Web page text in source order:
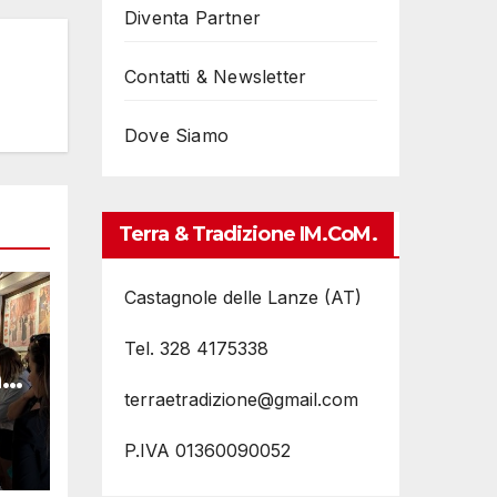
Diventa Partner
Contatti & Newsletter
Dove Siamo
Terra & Tradizione IM.coM.
Castagnole delle Lanze (AT)
Tel. 328 4175338
terraetradizione@gmail.com
P.IVA 01360090052